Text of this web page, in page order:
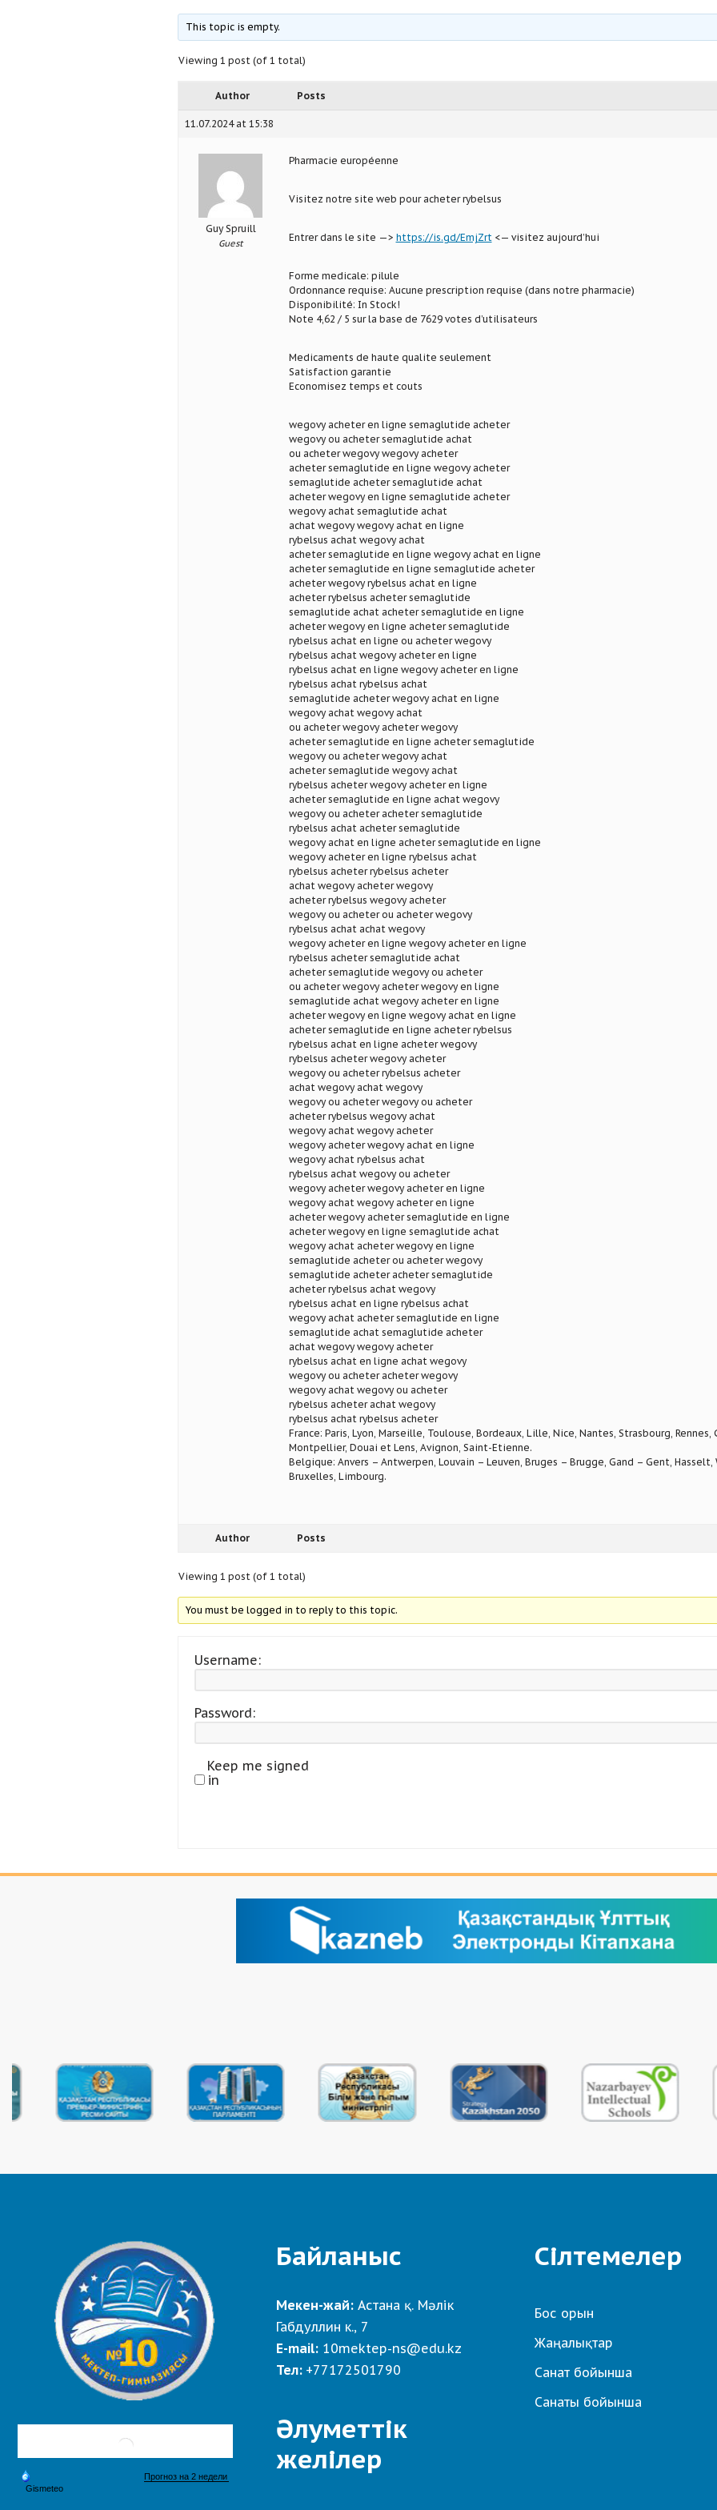
This topic is empty.
Viewing 1 post (of 1 total)
Author Posts
11.07.2024 at 15:38
Guy Spruill
Guest
Pharmacie européenne
Visitez notre site web pour acheter rybelsus
Entrer dans le site —> https://is.gd/EmjZrt<— visitez aujourd’hui
Forme medicale: pilule
Ordonnance requise: Aucune prescription requise (dans notre pharmacie)
Disponibilité: In Stock!
Note 4,62 / 5 sur la base de 7629 votes d’utilisateurs
Medicaments de haute qualite seulement
Satisfaction garantie
Economisez temps et couts
wegovy acheter en ligne semaglutide acheter
wegovy ou acheter semaglutide achat
ou acheter wegovy wegovy acheter
acheter semaglutide en ligne wegovy acheter
semaglutide acheter semaglutide achat
acheter wegovy en ligne semaglutide acheter
wegovy achat semaglutide achat
achat wegovy wegovy achat en ligne
rybelsus achat wegovy achat
acheter semaglutide en ligne wegovy achat en ligne
acheter semaglutide en ligne semaglutide acheter
acheter wegovy rybelsus achat en ligne
acheter rybelsus acheter semaglutide
semaglutide achat acheter semaglutide en ligne
acheter wegovy en ligne acheter semaglutide
rybelsus achat en ligne ou acheter wegovy
rybelsus achat wegovy acheter en ligne
rybelsus achat en ligne wegovy acheter en ligne
rybelsus achat rybelsus achat
semaglutide acheter wegovy achat en ligne
wegovy achat wegovy achat
ou acheter wegovy acheter wegovy
acheter semaglutide en ligne acheter semaglutide
wegovy ou acheter wegovy achat
acheter semaglutide wegovy achat
rybelsus acheter wegovy acheter en ligne
acheter semaglutide en ligne achat wegovy
wegovy ou acheter acheter semaglutide
rybelsus achat acheter semaglutide
wegovy achat en ligne acheter semaglutide en ligne
wegovy acheter en ligne rybelsus achat
rybelsus acheter rybelsus acheter
achat wegovy acheter wegovy
acheter rybelsus wegovy acheter
wegovy ou acheter ou acheter wegovy
rybelsus achat achat wegovy
wegovy acheter en ligne wegovy acheter en ligne
rybelsus acheter semaglutide achat
acheter semaglutide wegovy ou acheter
ou acheter wegovy acheter wegovy en ligne
semaglutide achat wegovy acheter en ligne
acheter wegovy en ligne wegovy achat en ligne
acheter semaglutide en ligne acheter rybelsus
rybelsus achat en ligne acheter wegovy
rybelsus acheter wegovy acheter
wegovy ou acheter rybelsus acheter
achat wegovy achat wegovy
wegovy ou acheter wegovy ou acheter
acheter rybelsus wegovy achat
wegovy achat wegovy acheter
wegovy acheter wegovy achat en ligne
wegovy achat rybelsus achat
rybelsus achat wegovy ou acheter
wegovy acheter wegovy acheter en ligne
wegovy achat wegovy acheter en ligne
acheter wegovy acheter semaglutide en ligne
acheter wegovy en ligne semaglutide achat
wegovy achat acheter wegovy en ligne
semaglutide acheter ou acheter wegovy
semaglutide acheter acheter semaglutide
acheter rybelsus achat wegovy
rybelsus achat en ligne rybelsus achat
wegovy achat acheter semaglutide en ligne
semaglutide achat semaglutide acheter
achat wegovy wegovy acheter
rybelsus achat en ligne achat wegovy
wegovy ou acheter acheter wegovy
wegovy achat wegovy ou acheter
rybelsus acheter achat wegovy
rybelsus achat rybelsus acheter
France: Paris, Lyon, Marseille, Toulouse, Bordeaux, Lille, Nice, Nantes, Strasbourg, Rennes,
Montpellier, Douai et Lens, Avignon, Saint-Etienne.
Belgique: Anvers – Antwerpen, Louvain – Leuven, Bruges – Brugge, Gand – Gent, Hasselt,
Bruxelles, Limbourg.
Author Posts
Viewing 1 post (of 1 total)
You must be logged in to reply to this topic.
Username:
Password:
Keep me signed
in
Байланыс
Мекен-жай: Астана қ. Мәлік
Габдуллин к., 7
E-mail: 10mektep-ns@edu.kz
Тел: +77172501790
Әлуметтік
желілер
Сілтемелер
Бос орын
Жаңалықтар
Санат бойынша
Санаты бойынша